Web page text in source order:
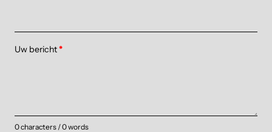
Uw bericht*
0 characters / 0 words